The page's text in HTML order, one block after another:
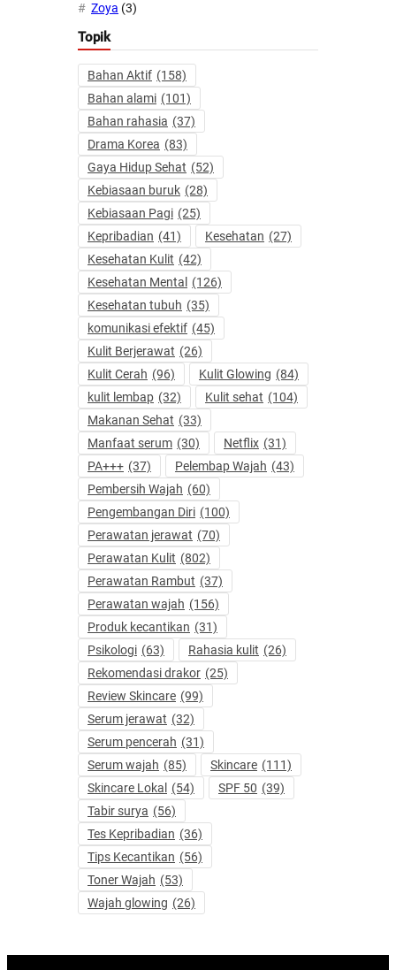
Zoya (3)
Topik
Bahan Aktif (158)
Bahan alami (101)
Bahan rahasia (37)
Drama Korea (83)
Gaya Hidup Sehat (52)
Kebiasaan buruk (28)
Kebiasaan Pagi (25)
Kepribadian (41) Kesehatan (27)
Kesehatan Kulit (42)
Kesehatan Mental
(126)
Kesehatan tubuh (35)
komunikasi efektif (45)
Kulit Berjerawat (26)
Kulit Cerah (96) Kulit Glowing (84)
kulit lembap (32) Kulit sehat (104)
Makanan Sehat (33)
Manfaat serum (30) Netflix (31)
PA+++ (37) Pelembap Wajah (43)
Pembersih Wajah (60)
Pengembangan Diri (100)
Perawatan jerawat (70)
Perawatan Kulit (802)
Perawatan Rambut (37)
Perawatan wajah (156)
Produk kecantikan (31)
Psikologi (63) Rahasia kulit (26)
Rekomendasi drakor (25)
Review Skincare (99)
Serum jerawat (32)
Serum pencerah (31)
Serum wajah (85) Skincare (111)
Skincare Lokal
(54) SPF 50 (39)
Tabir surya (56)
Tes Kepribadian (36)
Tips Kecantikan (56)
Toner Wajah (53)
Wajah glowing (26)